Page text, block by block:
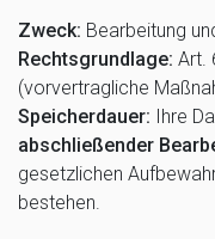
Zweck: Bearbeitung
Rechtsgrundlage: Art.
(vorvertragliche
Speicherdauer: Ihre
abschließender
gesetzlichen
bestehen.